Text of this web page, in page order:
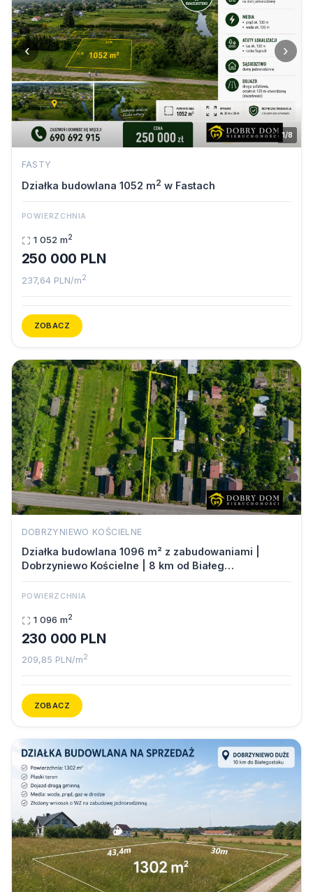
‹ ›
1/8
FASTY
Działka budowlana 1052 m2 w Fastach
POWIERZCHNIA
1 052 m2
250 000 PLN
237,64 PLN/m2
ZOBACZ
DOBRZYNIEWO KOŚCIELNE
Działka budowlana 1096 m² z zabudowaniami |
Dobrzyniewo Kościelne | 8 km od Białeg…
POWIERZCHNIA
1 096 m2
230 000 PLN
209,85 PLN/m2
ZOBACZ